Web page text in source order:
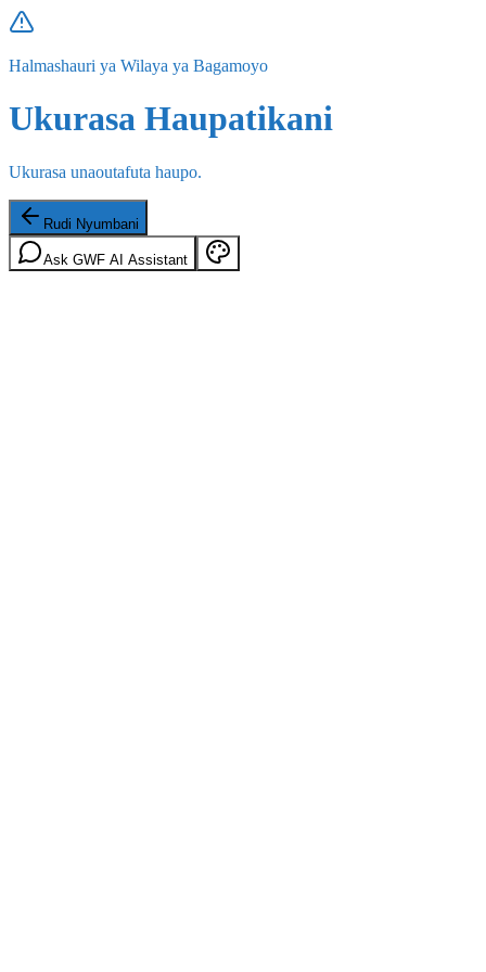
Halmashauri ya Wilaya ya Bagamoyo
Ukurasa Haupatikani
Ukurasa unaoutafuta haupo.
Rudi Nyumbani
Ask GWF AI Assistant